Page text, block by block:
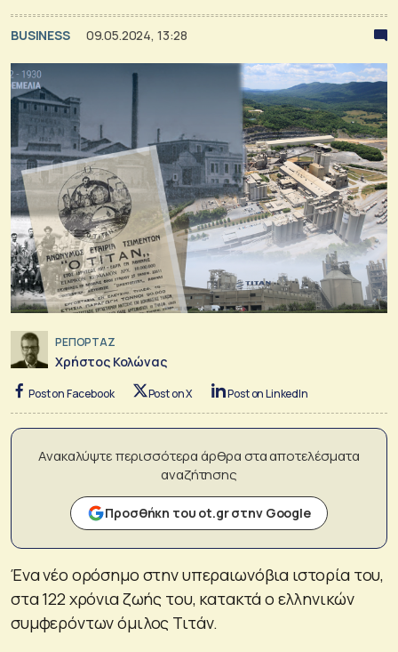
BUSINESS 09.05.2024, 13:28
ΡΕΠΟΡΤΑΖ
Χρήστος Κολώνας
Post on Facebook Post on X Post on LinkedIn
Ανακαλύψτε περισσότερα άρθρα στα αποτελέσματα
αναζήτησης
Προσθήκη του ot.gr στην Google
Ένα νέο ορόσημο στην υπεραιωνόβια ιστορία του,
στα 122 χρόνια ζωής του, κατακτά ο ελληνικών
συμφερόντων όμιλος Τιτάν.